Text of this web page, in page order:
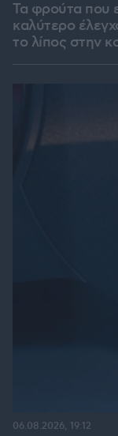
Τα φρούτα που
καλύτερο
το λίπος στην
06.08.2026, 19:12